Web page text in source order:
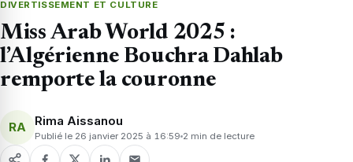
DIVERTISSEMENT ET CULTURE
Miss Arab World 2025 :
l’Algérienne Bouchra Dahlab
remporte la couronne
RA Rima Aissanou
Publié le 26 janvier 2025 à 16:59 2 min de lecture